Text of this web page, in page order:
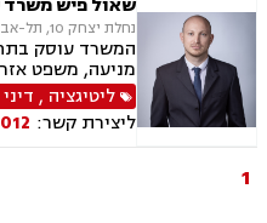
דיני חברות,
ותיירות, משפט
נחלת יצחק 10, תל-אביב
המשרד עוסק
מניעה, משפט
נזקי רכוש, דיני
יוצרים, הגנת
פינוי מושכר
ליטיגציה ,
ליצירת קשר:
1